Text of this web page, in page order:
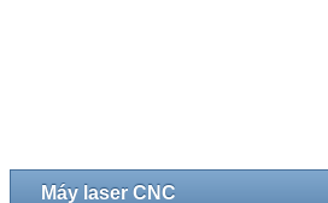
Máy laser CNC